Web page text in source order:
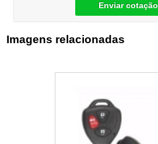
Enviar cotação
Imagens relacionadas